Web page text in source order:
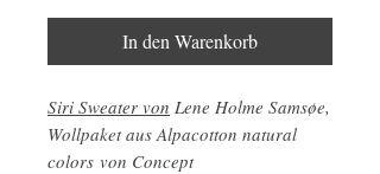
In den Warenkorb
Siri Sweater von Lene Holme Samsøe,
Wollpaket aus Alpacotton natural
colors von Concept